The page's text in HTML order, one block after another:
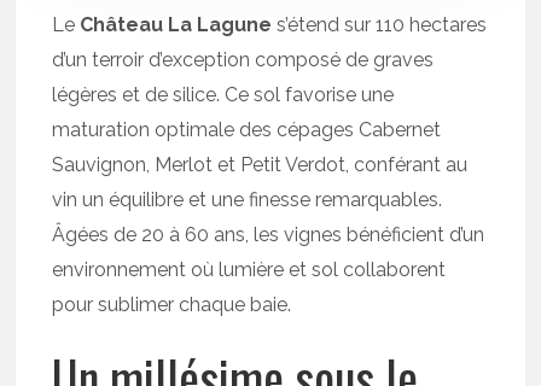
Le Château La Lagune s’étend sur 110 hectares
d’un terroir d’exception composé de graves
légères et de silice. Ce sol favorise une
maturation optimale des cépages Cabernet
Sauvignon, Merlot et Petit Verdot, conférant au
vin un équilibre et une finesse remarquables.
Âgées de 20 à 60 ans, les vignes bénéficient d’un
environnement où lumière et sol collaborent
pour sublimer chaque baie.